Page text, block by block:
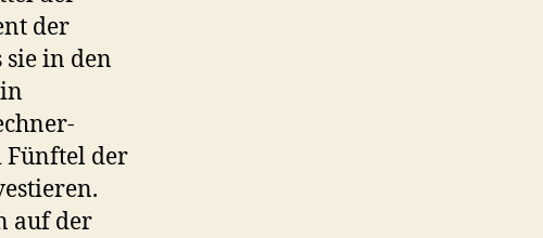
der
in den
Fünftel der
auf der